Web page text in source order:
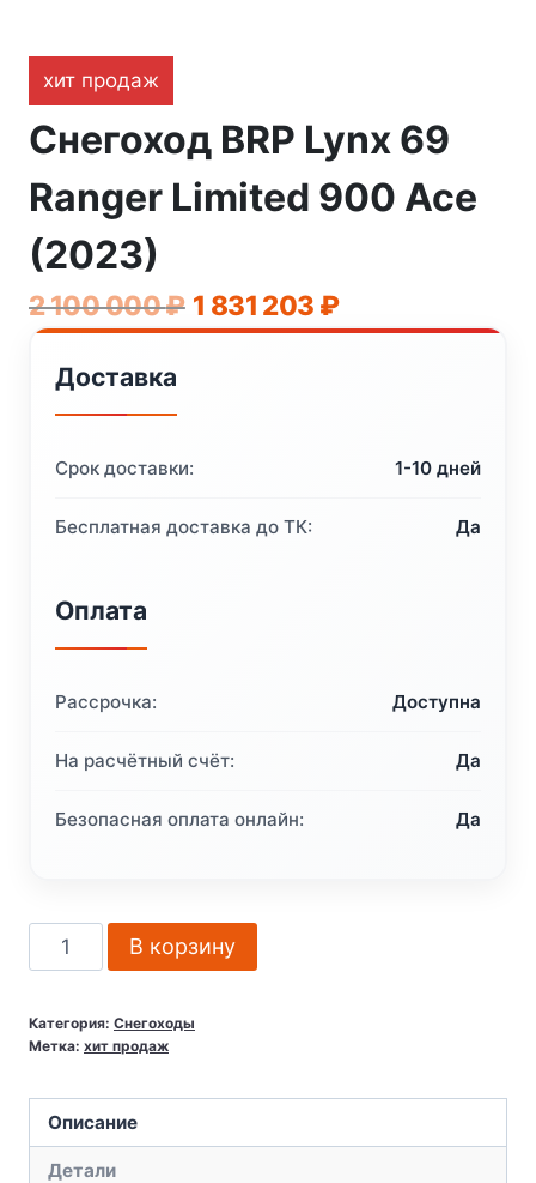
хит продаж
Снегоход BRP Lynx 69
Ranger Limited 900 Ace
(2023)
2 100 000₽ Первоначальная
цена
100
1 831 203 ₽Текущая
цена:
203 ₽.
Доставка
Срок доставки: 1-10 дней
Бесплатная доставка до ТК: Да
Оплата
Рассрочка: Доступна
На расчётный счёт: Да
Безопасная оплата онлайн: Да
Количество
товара
BRP
69
Ranger
Limited
В корзину
Категория: Снегоходы
Метка: хит продаж
Описание
Детали